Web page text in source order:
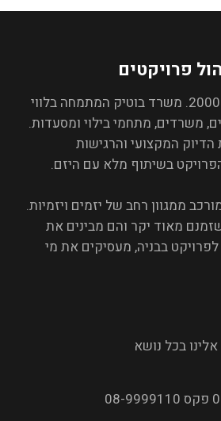
פרויקטים
החברה נוסדה בשנת 2000. משרד בוטיק המתמחה בלווי
משרדים, מתחמי בילוי ומסעדות.
המקצועי והרגישות
בשיתוף מלא עם היזם.
ממגוון רחב של יזמים ויזמיות.
מאוד יקר והם מבינים את
בבניה, מעסיקים את מי
בכל נושא